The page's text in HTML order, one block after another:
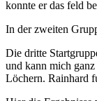
konnte er das feld
In der zweiten
Die dritte
und kann mich
Löchern. Rainhard